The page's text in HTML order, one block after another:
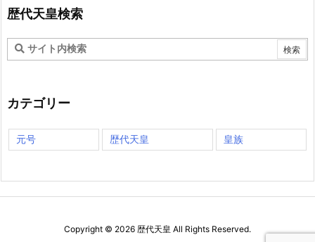
歴代天皇検索
カテゴリー
元号 歴代天皇 皇族
Copyright © 2026 歴代天皇 All Rights Reserved.